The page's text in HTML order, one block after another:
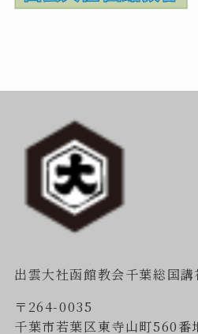
出雲大社函館教会千葉総国講
〒264-0035
千葉市若葉区東寺山町560番